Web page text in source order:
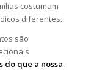
costumam
diferentes.
são
do que a nossa.